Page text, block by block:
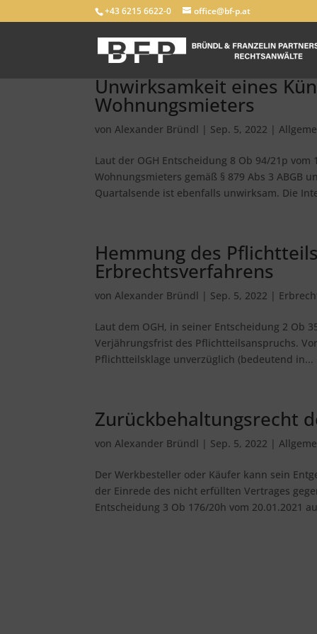
+43 6215 6622-0 office@bf-p.at
Unwirksamkeit eines
Wohnungsmieters
vonAlexander Bründl | Sep. 5, 2022 |
Laut der OGH Entscheidung 8 Ob 94/21p
Wohnungsmieters gemäß § 879 Abs 3 ABGB
Quartalsende ist ebenfalls unwirksam. Die
Hemmung des
Erbrechtsverfahrens
vonAlexander Bründl | Sep. 5, 2022 |
Laut dem OGH, in seiner Entscheidung 2 Ob
Verjährungsfrist des Pflichtteilsanspruchs.
Pflichtteilsklage unverzüglich (bedeutend in...
Zurückbehaltungsrecht
vonAlexander Bründl | Sep. 5, 2022 |
Der Werkbesteller oder Käufer kann sein
der Einrede des nicht erfüllten Vertrages
Entscheidung 3 Ob 176/20h vom 20.01.2021